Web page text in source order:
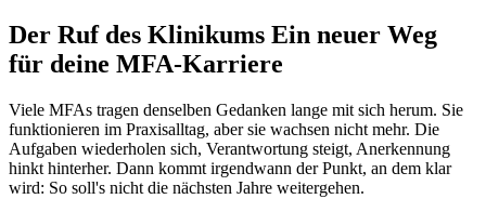
Der Ruf des Klinikums Ein neuer Weg
für deine MFA-Karriere
Viele MFAs tragen denselben Gedanken lange mit sich herum. Sie
funktionieren im Praxisalltag, aber sie wachsen nicht mehr. Die
Aufgaben wiederholen sich, Verantwortung steigt, Anerkennung
hinkt hinterher. Dann kommt irgendwann der Punkt, an dem klar
wird: So soll's nicht die nächsten Jahre weitergehen.